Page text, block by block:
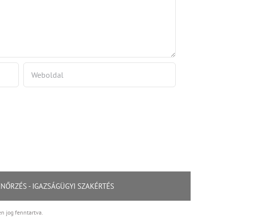
- IGAZSÁGÜGYI SZAKÉRTÉS
jog fenntartva.